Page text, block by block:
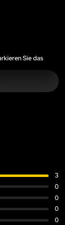
Sie das
3
0
0
0
0